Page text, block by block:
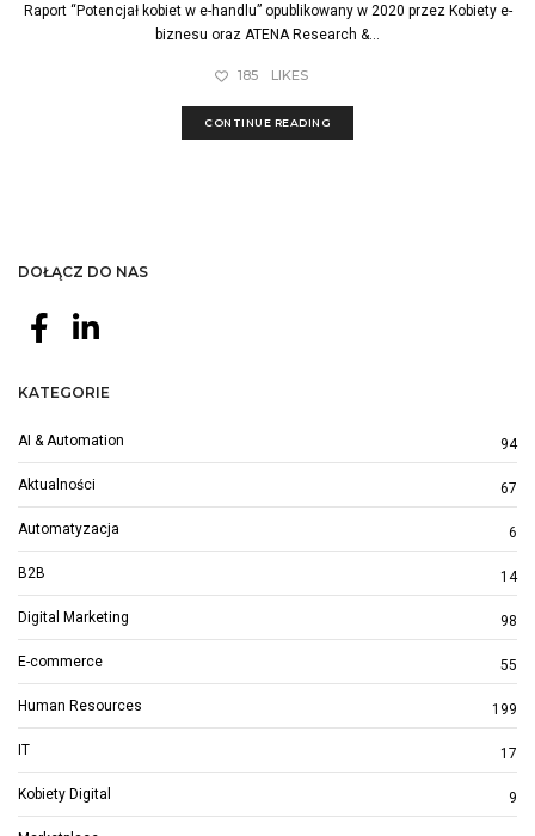
Raport “Potencjał kobiet w e-handlu” opublikowany w 2020 przez Kobiety e-
biznesu oraz ATENA Research &...
185 LIKES
CONTINUE READING
DOŁĄCZ DO NAS
KATEGORIE
AI & Automation 94
Aktualności 67
Automatyzacja 6
B2B 14
Digital Marketing 98
E-commerce 55
Human Resources 199
IT 17
Kobiety Digital 9